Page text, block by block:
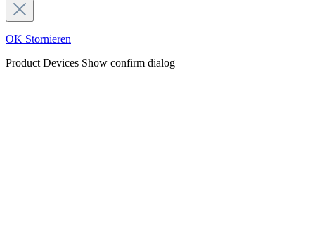
OK Stornieren
Product Devices Show confirm dialog